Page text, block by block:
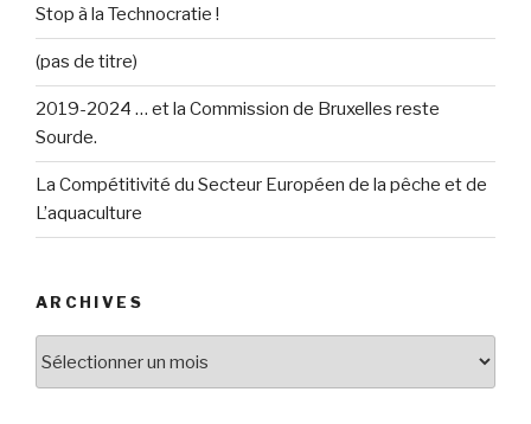
Stop à la Technocratie !
(pas de titre)
2019-2024 … et la Commission de Bruxelles reste
Sourde.
La Compétitivité du Secteur Européen de la pêche et de
L’aquaculture
ARCHIVES